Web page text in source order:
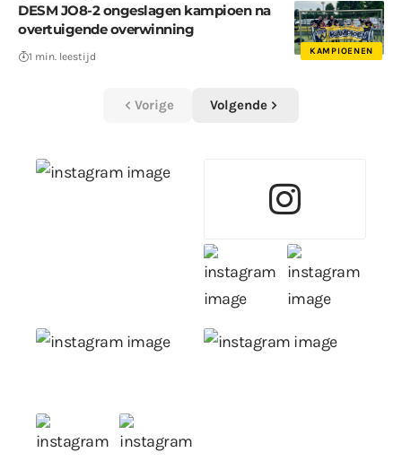
KAMPIOENEN
DESM JO8-2 ongeslagen kampioen na
overtuigende overwinning
1 min. leestijd
Vorige Volgende